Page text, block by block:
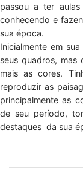
passou a ter
conhecendo e
sua época.
Inicialmente em
seus quadros,
mais as cores.
reproduzir as
principalmente as
de seu período,
destaques da sua